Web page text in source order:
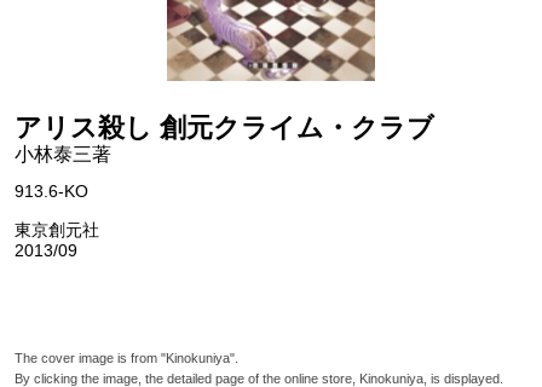
アリス殺し 創元クライム・クラブ
小林泰三著
913.6-KO
東京創元社
2013/09
The cover image is from "Kinokuniya".
By clicking the image, the detailed page of the online store, Kinokuniya, is displayed.